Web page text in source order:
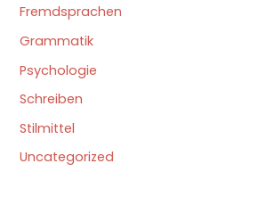
Fremdsprachen
Grammatik
Psychologie
Schreiben
Stilmittel
Uncategorized